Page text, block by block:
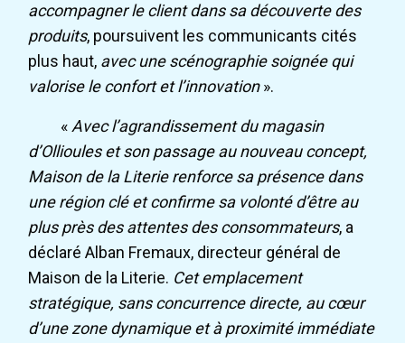
accompagner le client dans sa découverte des
produits, poursuivent les communicants cités
plus haut, avec une scénographie soignée qui
valorise le confort et l’innovation».
«Avec l’agrandissement du magasin
d’Ollioules et son passage au nouveau concept,
Maison de la Literie renforce sa présence dans
une région clé et confirme sa volonté d’être au
plus près des attentes des consommateurs, a
déclaré Alban Fremaux, directeur général de
Maison de la Literie. Cet emplacement
stratégique, sans concurrence directe, au cœur
d’une zone dynamique et à proximité immédiate